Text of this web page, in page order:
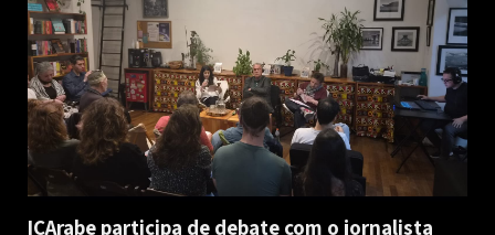
ICArabe participa de debate com o jornalista